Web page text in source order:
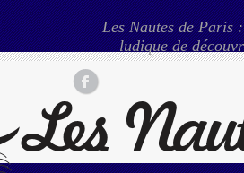
Les Nautes de Paris
ludique de